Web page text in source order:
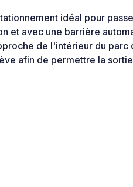
idéal pour
et avec une barrière
de l'intérieur du parc
afin de permettre la